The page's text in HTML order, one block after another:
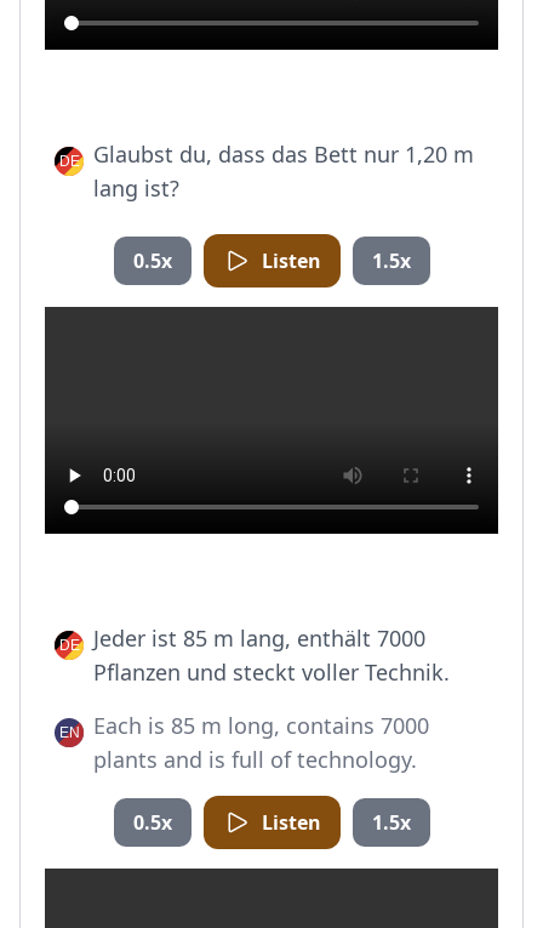
Glaubst du, dass das Bett nur 1,20 m
lang ist?
0.5x Listen 1.5x
Jeder ist 85 m lang, enthält 7000
Pflanzen und steckt voller Technik.
Each is 85 m long, contains 7000
plants and is full of technology.
0.5x Listen 1.5x